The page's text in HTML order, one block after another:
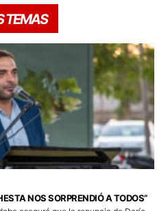
TEMAS
NOS SORPRENDIÓ A TODOS”